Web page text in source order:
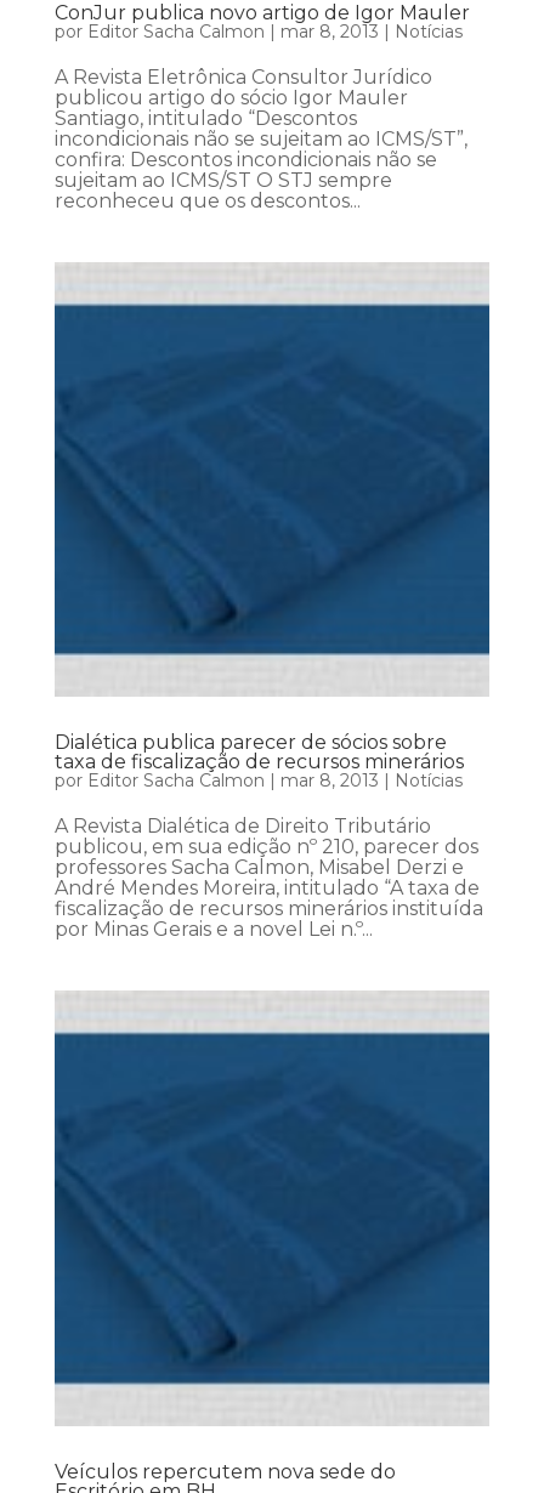
ConJur publica novo artigo de Igor Mauler
por Editor Sacha Calmon | mar 8, 2013 | Notícias
A Revista Eletrônica Consultor Jurídico
publicou artigo do sócio Igor Mauler
Santiago, intitulado “Descontos
incondicionais não se sujeitam ao ICMS/ST”,
confira: Descontos incondicionais não se
sujeitam ao ICMS/ST O STJ sempre
reconheceu que os descontos...
Dialética publica parecer de sócios sobre
taxa de fiscalização de recursos minerários
por Editor Sacha Calmon mar 8, 2013 Notícias
A Revista Dialética de Direito Tributário
publicou, em sua edição nº 210, parecer dos
professores Sacha Calmon, Misabel Derzi e
André Mendes Moreira, intitulado “A taxa de
fiscalização de recursos minerários instituída
por Minas Gerais e a novel Lei n.º...
Veículos repercutem nova sede do